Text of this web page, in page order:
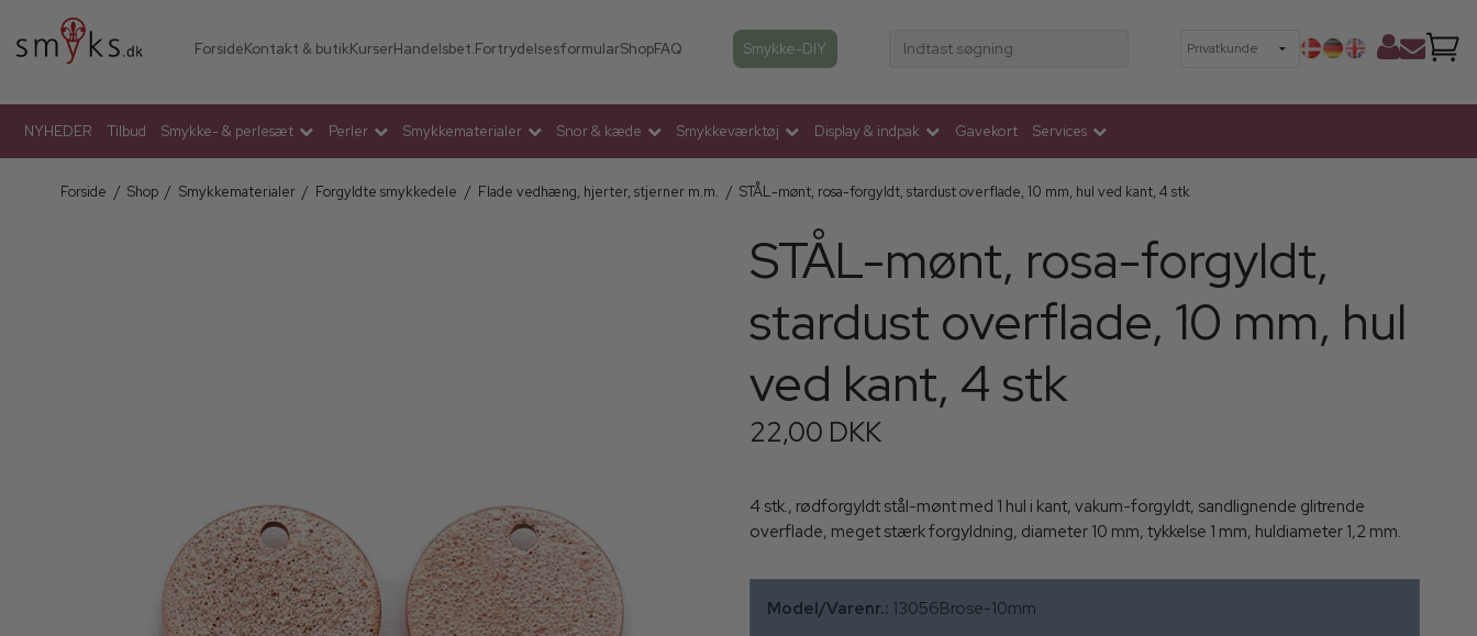
ForsideKontakt & butikKurserHandelsbet.FortrydelsesformularShopFAQ Smykke-DIY Indtast søgning
NYHEDER Tilbud Smykke- & perlesæt Perler Smykkematerialer Snor & kæde Smykkeværktøj Display & indpak Gavekort Services
Forside / Shop / Smykkematerialer / Forgyldte smykkedele / Flade vedhæng, hjerter, stjerner m.m. / STÅL-mønt, rosa-forgyldt, stardust overflade, 10 mm, hul ved kant, 4 stk
STÅL-mønt, rosa-forgyldt,
stardust overflade, 10 mm, hul
ved kant, 4 stk
22,00 DKK
4 stk., rødforgyldt stål-mønt med 1 hul i kant, vakum-forgyldt, sandlignende glitrende
overflade, meget stærk forgyldning, diameter 10 mm, tykkelse 1 mm, huldiameter 1,2 mm.
Model/Varenr.: 13056Brose-10mm